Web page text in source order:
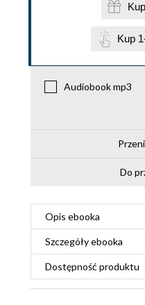
Kup
Audiobook mp3
Do
Opis ebooka
Szczegółyebooka
Dostępność produktu